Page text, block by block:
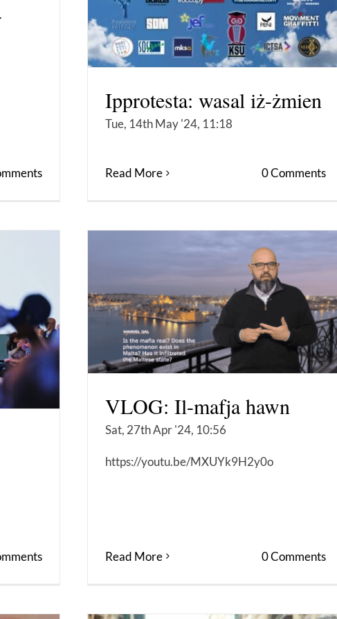
Ipprotesta: wasal iż-żmien
Tue, 14th May '24, 11:18
Read More 0 Comments
VLOG: Il-mafja hawn
Sat, 27th Apr '24, 10:56
https://youtu.be/MXUYk9H2y0o
Read More 0 Comments